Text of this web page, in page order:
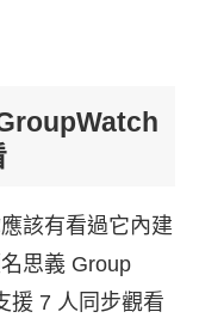
應該有看過它內建
思義 Group
援 7 人同步觀看